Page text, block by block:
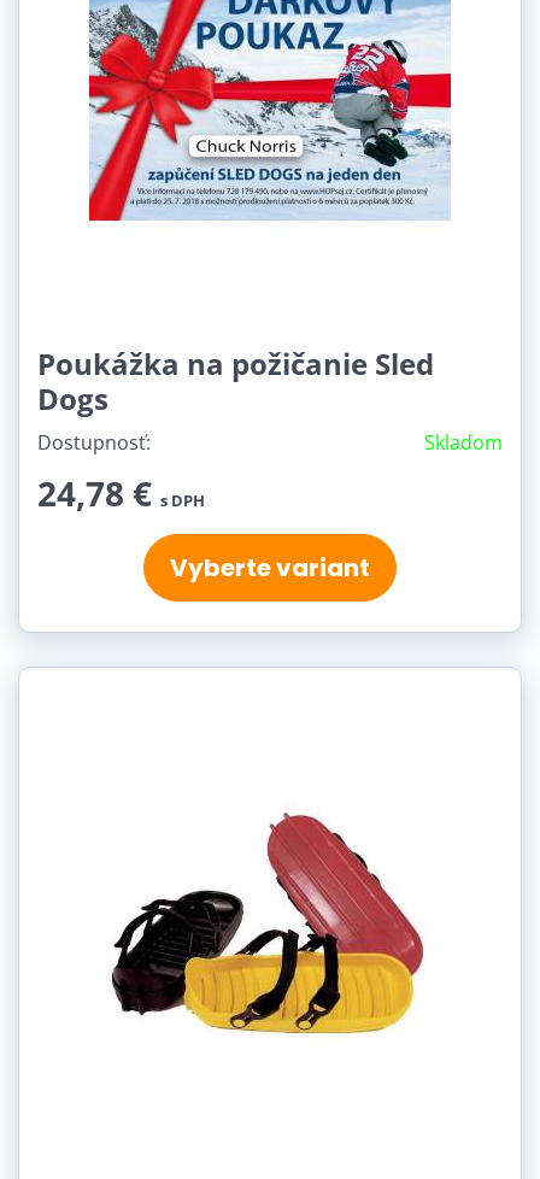
Farba:
Veľkosť:
Dĺžka lekcie:
1 hodina (1)
3 hodiny (1)
Poukážka na požičanie Sled
Dogs
Dostupnosť: Skladom
24,78 € s DPH
Vyberte variant